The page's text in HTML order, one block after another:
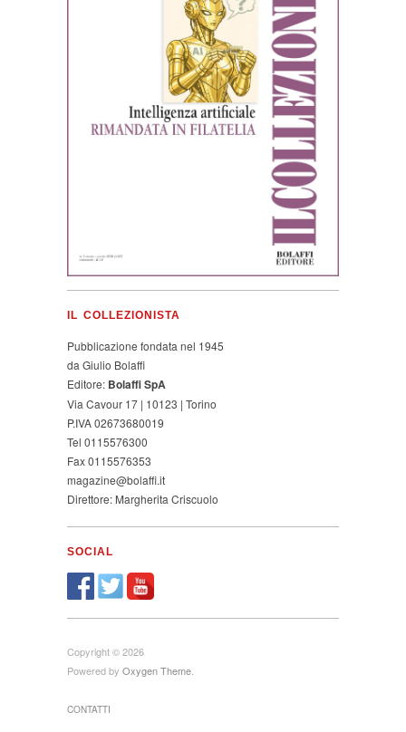
IL COLLEZIONISTA
Pubblicazione fondata nel 1945
da Giulio Bolaffi
Editore: Bolaffi SpA
Via Cavour 17 | 10123 | Torino
P.IVA 02673680019
Tel 0115576300
Fax 0115576353
magazine@bolaffi.it
Direttore: Margherita Criscuolo
SOCIAL
Copyright © 2026
Powered by Oxygen Theme
CONTATTI